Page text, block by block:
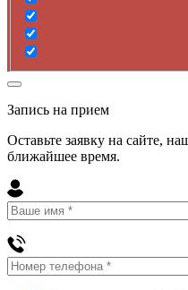
Запись на прием
Оставьте заявку на сайте,
ближайшее время.